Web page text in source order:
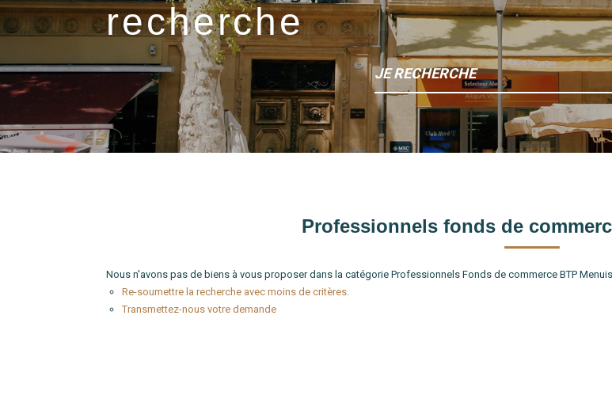
recherche
JE RECHERCHE
Type de bien Localité
Professionnels fonds de
Nous n'avons pas de biens à vous proposer dans la catégorie Professionnels Fonds de commerce BTP
Re-soumettre la recherche avec moins de critères.
Transmettez-nous votre demande